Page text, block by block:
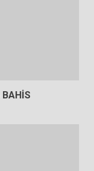
BAHİS